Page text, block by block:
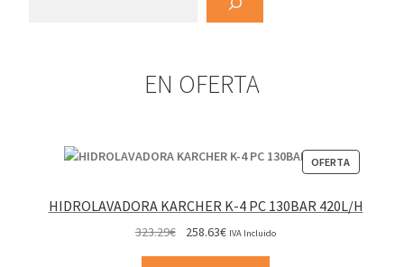
EN OFERTA
OFERTA
EN
HIDROLAVADORA KARCHER K-4 PC 130BAR 420L/H
323.29€ 258.63€ElIVA Incluido